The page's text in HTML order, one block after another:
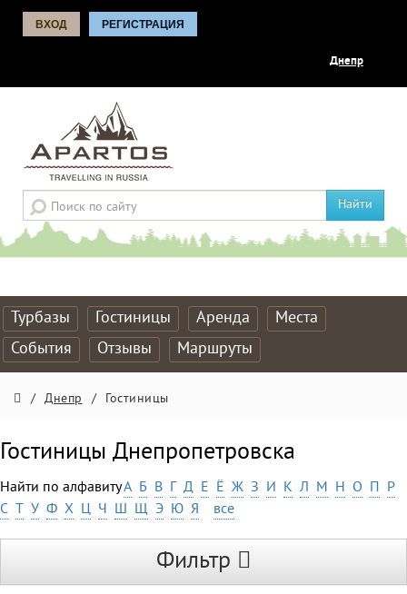
ВХОД РЕГИСТРАЦИЯ
Днепр
Найти
Турбазы Гостиницы Аренда
Места
События
Отзывы Маршруты
/ Днепр / Гостиницы
Гостиницы Днепропетровска
Найти по алфавитуА Б В Г Д Е Ё Ж З И К Л М Н О П Р
С Т У Ф Х Ц Ч Ш Щ Э Ю Я все
Фильтр